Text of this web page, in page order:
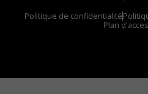
Politique de confidentialité
Plan